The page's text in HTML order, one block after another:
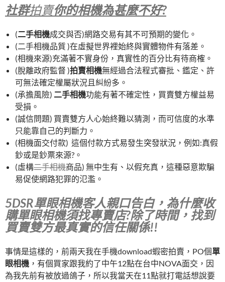
社群拍賣你的相機為甚麼不好?
(二手相機成交與否)網路交易有其不可預期的變化。
(二手相機品質 )在虛擬世界裡始終與實體物件有落差。
(相機來源)充滿著不實身份，真實性的百分比有待商榷。
(脫離政府監督 )拍賣相機無經過合法程式審批、鑑定、許
可無法確定權屬狀況且糾紛多。
(承擔風險) 二手相機功能有著不確定性，買賣雙方權益易
受損。
(誠信問題) 買賣雙方人心始終難以猜測，而可信度的水準
只能靠自己的判斷力。
(相機面交付款) 這個付款方式易發生突發狀況，例如:真假
鈔或是鈔票來源?。
(虛構二手相機商品) 無中生有、以假充真，這種惡意欺騙
易促使網路犯罪的氾濫。
5DSR單眼相機客人親口告白，為什麼收
購單眼相機須找專賣店?除了時間，找到
買賣雙方最真實的信任關係!!
事情是這樣的，前兩天我在手機download蝦密拍賣，PO個單
眼相機 ，有個買家跟我約了中午12點在台中NOVA面交，因
為我先前有被放過鴿子，所以我當天在11點就打電話想說要